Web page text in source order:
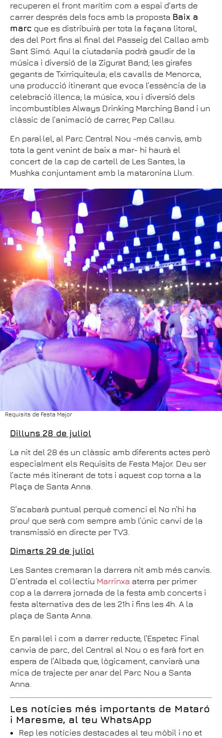
recuperen el front marítim com a espai d’arts de
carrer després dels focs amb la proposta Baix a
marc que es distribuirà per tota la façana litoral,
des del Port fins al final del Passeig del Callao amb
Sant Simó. Aquí la ciutadania podrà gaudir de la
música i diversió de la Zigurat Band; les girafes
gegants de Txirriquiteula; els cavalls de Menorca,
una producció itinerant que evoca l’essència de la
celebració illenca; la música, xou i diversió dels
incombustibles Always Drinking Marching Band i un
clàssic de l’animació de carrer, Pep Callau.
En paral·lel, al Parc Central Nou -més canvis, amb
tota la gent venint de baix a mar- hi haurà el
concert de la cap de cartell de Les Santes, la
Mushka conjuntament amb la mataronina Llum.
Requisits de Festa Major
Dilluns 28 de juliol
La nit del 28 és un clàssic amb diferents actes però
especialment els Requisits de Festa Major. Deu ser
l’acte més itinerant de tots i aquest cop torna a la
Plaça de Santa Anna.
S’acabarà puntual perquè comenci el No n’hi ha
prou! que serà com sempre amb l’únic canvi de la
transmissió en directe per TV3.
Dimarts 29 de juliol
Les Santes cremaran la darrera nit amb més canvis.
D’entrada el col·lectiu Marrinxa aterra per primer
cop a la darrera jornada de la festa amb concerts i
festa alternativa des de les 21h i fins les 4h. A la
plaça de Santa Anna.
En paral·lel i com a darrer reducte, l’Espetec Final
canvia de parc, del Central al Nou o es farà fort en
espera de l’Albada que, lògicament, canviarà una
mica de trajecte per anar del Parc Nou a Santa
Anna.
Les notícies més importants de Mataró
i Maresme, al teu WhatsApp
Rep les notícies destacades al teu mòbil i no et